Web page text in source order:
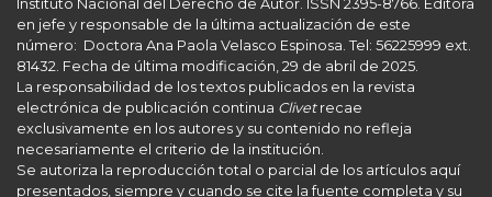
Instituto Nacional del Derecho de Autor. ISSN 2395-8766. Editora
en jefe y responsable de la última actualización de este
número: Doctora Ana Paola Velasco Espinosa. Tel: 56225999 ext.
81432. Fecha de última modificación, 29 de abril de 2025.
La responsabilidad de los textos publicados en la revista
electrónica de publicación continua Clivetrecae
exclusivamente en los autores y su contenido no refleja
necesariamente el criterio de la institución.
Se autoriza la reproducción total o parcial de los artículos aquí
presentados, siempre y cuando se cite la fuente completa y su